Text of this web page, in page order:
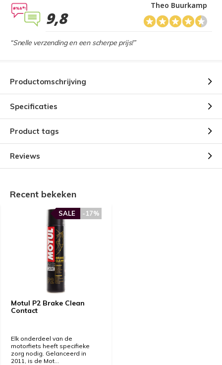
9,8
Theo Buurkamp
“Snelle verzending en een scherpe prijs!”
Productomschrijving
Specificaties
Product tags
Reviews
Recent bekeken
Motul P2 Brake Clean
Contact
-17%
SALE
Elk onderdeel van de
motorfiets heeft specifieke
zorg nodig. Gelanceerd in
2011, is de Mot...